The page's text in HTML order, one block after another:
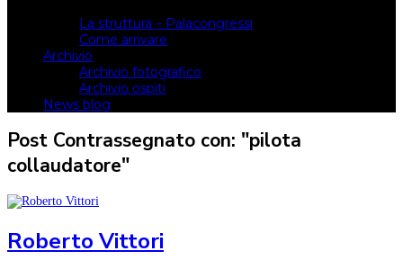
La struttura – Palacongressi
Come arrivare
Archivio
Archivio fotografico
Archivio ospiti
News blog
Post Contrassegnato con: "pilota
collaudatore"
Roberto Vittori